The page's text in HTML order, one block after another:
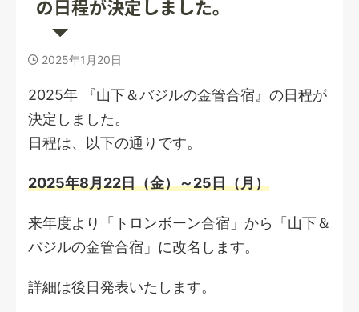
の日程が決定しました。
2025年1月20日
2025年 『山下＆バジルの金管合宿』の日程が
決定しました。
日程は、以下の通りです。
2025年8月22日（金）～25日（月）
来年度より「トロンボーン合宿」から「山下＆
バジルの金管合宿」に改名します。
詳細は後日発表いたします。